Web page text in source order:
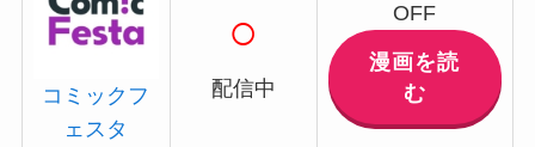
コミックフ
ェスタ
○
配信中
OFF
漫画を読
む